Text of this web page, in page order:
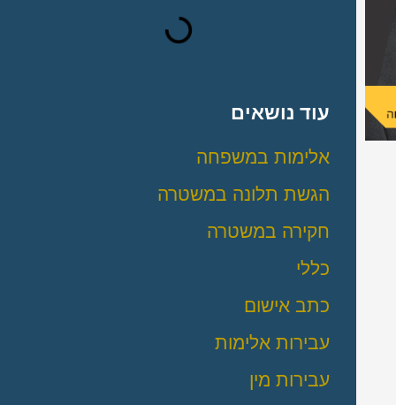
עוד נושאים
אלימות במשפחה
הגשת תלונה במשטרה
חקירה במשטרה
כללי
כתב אישום
עבירות אלימות
עבירות מין